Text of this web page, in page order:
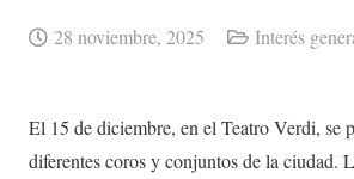
28 noviembre, 2025 Interés
El 15 de diciembre, en el Teatro Verdi, se
diferentes coros y conjuntos de la ciudad.